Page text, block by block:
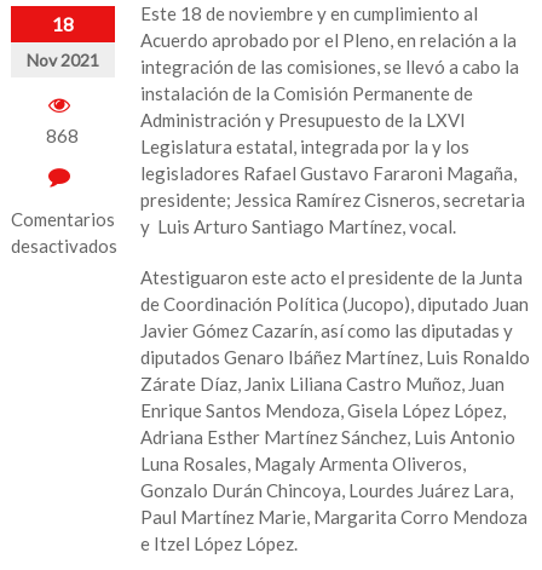
18
Nov 2021
868
Comentarios
desactivados
Este 18 de noviembre y en cumplimiento al
Acuerdo aprobado por el Pleno, en relación a la
integración de las comisiones, se llevó a cabo la
instalación de la Comisión Permanente de
Administración y Presupuesto de la LXVI
Legislatura estatal, integrada por la y los
legisladores Rafael Gustavo Fararoni Magaña,
presidente; Jessica Ramírez Cisneros, secretaria
y Luis Arturo Santiago Martínez, vocal.
Atestiguaron este acto el presidente de la Junta
de Coordinación Política (Jucopo), diputado Juan
Javier Gómez Cazarín, así como las diputadas y
diputados Genaro Ibáñez Martínez, Luis Ronaldo
Zárate Díaz, Janix Liliana Castro Muñoz, Juan
Enrique Santos Mendoza, Gisela López López,
Adriana Esther Martínez Sánchez, Luis Antonio
Luna Rosales, Magaly Armenta Oliveros,
Gonzalo Durán Chincoya, Lourdes Juárez Lara,
Paul Martínez Marie, Margarita Corro Mendoza
e Itzel López López.